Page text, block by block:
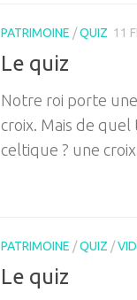
PATRIMOINE /QUIZ 11
Le quiz
Notre roi porte
croix. Mais de quel
celtique ? une
PATRIMOINE /QUIZ /
Le quiz